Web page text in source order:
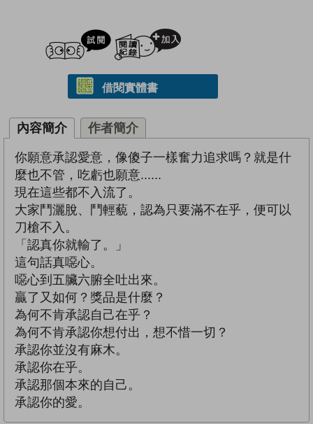
試閲
借閱實體書
內容簡介 作者簡介
你願意承認愛意，像傻子一樣奮力追求嗎？就是什
麼也不管，吃虧也願意......
現在這些都不入流了。
大家鬥灑脫、鬥輕藐，認為只要滿不在乎，便可以
刀槍不入。
「認真你就輸了。」
這句話真噁心。
噁心到五臟六腑全吐出來。
贏了又如何？獎品是什麼？
為何不肯承認自己在乎？
為何不肯承認你想付出，想不惜一切？
承認你並沒有麻木。
承認你在乎。
承認那個本來的自己。
承認你的愛。